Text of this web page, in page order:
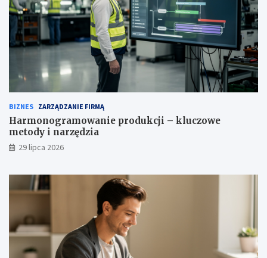
BIZNES ZARZĄDZANIE FIRMĄ
Harmonogramowanie produkcji – kluczowe
metody i narzędzia
29 lipca 2026